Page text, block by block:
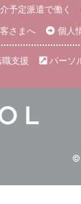
予定派遣で働く
さまへ 個人
支援 パーソ
©